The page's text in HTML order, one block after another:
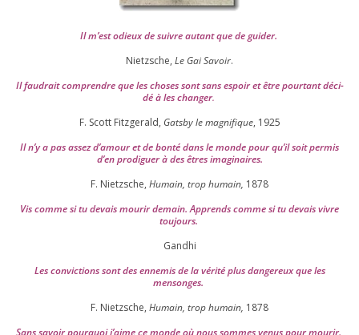
Il m’est odieux de suivre autant que de gui­der.
Nietzsche, Le Gai Savoir.
Il fau­drait com­prendre que les choses sont sans espoir et être pour­tant déci­
dé à les chan­ger.
F. Scott Fitzgerald, Gatsby le magni­fique, 1925
Il n’y a pas assez d’a­mour et de bon­té dans le monde pour qu’il soit per­mis
d’en pro­di­guer à des êtres imaginaires.
F. Nietzsche, Humain, trop humain, 1878
Vis comme si tu devais mou­rir demain. Apprends comme si tu devais vivre
toujours.
Gandhi
Les convic­tions sont des enne­mis de la véri­té plus dan­ge­reux que les
mensonges.
F. Nietzsche, Humain, trop humain, 1878